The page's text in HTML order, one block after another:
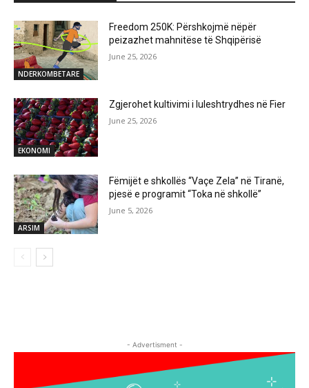
NDERKOMBETARE
Freedom 250K: Përshkojmë nëpër
peizazhet mahnitëse të Shqipërisë
June 25, 2026
EKONOMI
Zgjerohet kultivimi i luleshtrydhes në Fier
June 25, 2026
ARSIM
Fëmijët e shkollës “Vaçe Zela” në Tiranë,
pjesë e programit “Toka në shkollë”
June 5, 2026
- Advertisment -